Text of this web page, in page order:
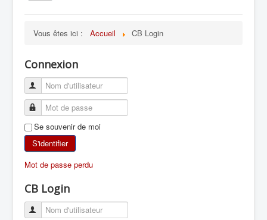
ESCALADE
ALPINISME
SKI DE RANDONNÉE
RANDONNÉE PÉDESTRE
RANDONNÉE SPORTIVE
Vous êtes ici : Accueil CB Login
Connexion
Se souvenir de moi
S'identifier
Mot de passe perdu
CB Login